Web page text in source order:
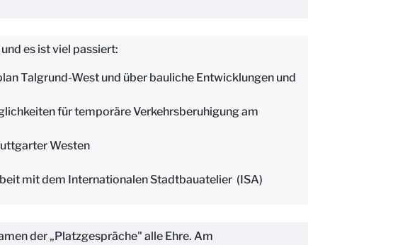
es ist viel passiert:
Talgrund-West und über bauliche Entwicklungen und
für temporäre Verkehrsberuhigung am
Westen
mit dem Internationalen Stadtbauatelier (ISA)
der „Platzgespräche" alle Ehre. Am